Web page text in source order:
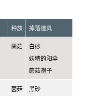
种族 掉落道具
菌菇
白砂
妖精的阳伞
蘑菇孢子
菌菇
黑砂